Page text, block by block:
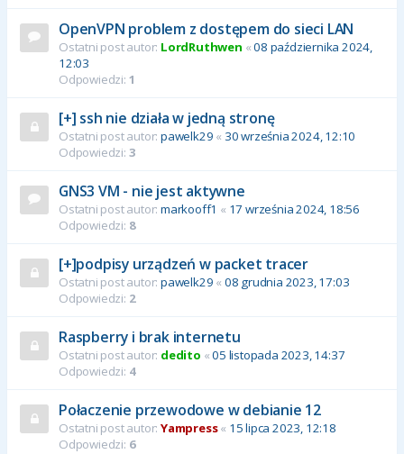
OpenVPN problem z dostępem do sieci LAN
Ostatni post autor: LordRuthwen «08 października 2024,
12:03
Odpowiedzi: 1
[+] ssh nie działa w jedną stronę
Ostatni post autor: pawelk29 « 30 września 2024, 12:10
Odpowiedzi: 3
GNS3 VM - nie jest aktywne
Ostatni post autor: markooff1 « 17 września 2024, 18:56
Odpowiedzi: 8
[+]podpisy urządzeń w packet tracer
Ostatni post autor: pawelk29 « 08 grudnia 2023, 17:03
Odpowiedzi: 2
Raspberry i brak internetu
Ostatni post autor: dedito «05 listopada 2023, 14:37
Odpowiedzi: 4
Połaczenie przewodowe w debianie 12
Ostatni post autor: Yampress« 15 lipca 2023, 12:18
Odpowiedzi: 6